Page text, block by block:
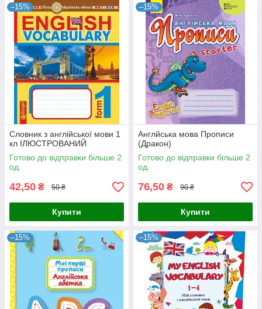
–15%
Словник з англійської мови 1
кл ІЛЮСТРОВАНИЙ
Готово до відправки більше 2
од.
42,50 ₴ 50 ₴
Купити
–15%
Англйська мова Прописи
(Дракон)
Готово до відправки більше 2
од.
76,50 ₴ 90 ₴
Купити
–15% –15%